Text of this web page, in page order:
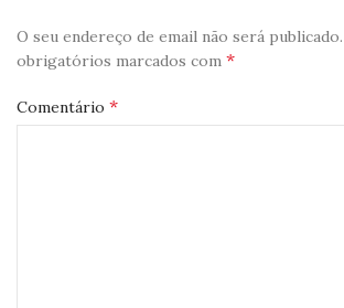
O seu endereço de email não será publicado.
obrigatórios marcados com *
Comentário *